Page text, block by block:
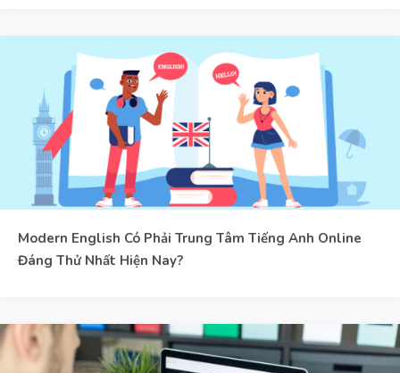
Modern English Có Phải Trung Tâm Tiếng Anh Online
Đáng Thử Nhất Hiện Nay?